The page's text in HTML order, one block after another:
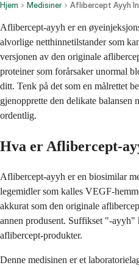
Hjem Medisiner
Aflibercept-ayyh er en
alvorlige netthinnetilstander som
versjonen av den originale
proteiner som forårsaker unormal
ditt. Tenk på det som en målrettet
gjenopprette den delikate balansen
ordentlig.
Hva er Aflibercept-
Aflibercept-ayyh er en biosimilar
legemidler som kalles VEGF-
akkurat som den originale
annen produsent. Suffikset "-ayyh"
aflibercept-produkter.
Denne medisinen er et